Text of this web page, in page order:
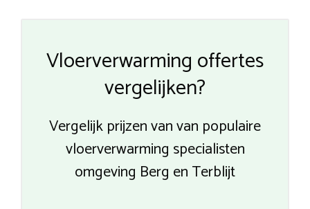
Vloerverwarming offertes
vergelijken?
Vergelijk prijzen van van populaire
vloerverwarming specialisten
omgeving Berg en Terblijt